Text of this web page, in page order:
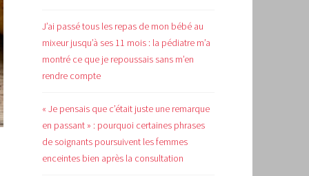
J’ai passé tous les repas de mon bébé au
mixeur jusqu’à ses 11 mois : la pédiatre m’a
montré ce que je repoussais sans m’en
rendre compte
« Je pensais que c’était juste une remarque
en passant » : pourquoi certaines phrases
de soignants poursuivent les femmes
enceintes bien après la consultation